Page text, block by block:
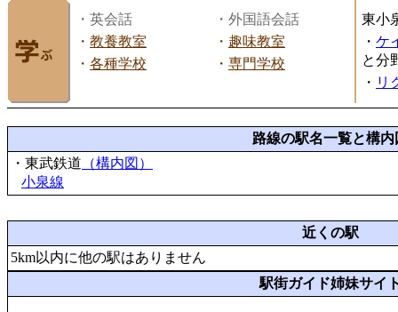
・英会話
・外国語会話
・ 教養教室 ・ 趣味教室
・ 各種学校 ・ 専門学校
東小
・ ケ
と分
・ リ
路線の駅名一覧と構内
・東武鉄道 （構内図）
小泉線
近くの駅
5km以内に他の駅はありません
駅街ガイド姉妹サイ